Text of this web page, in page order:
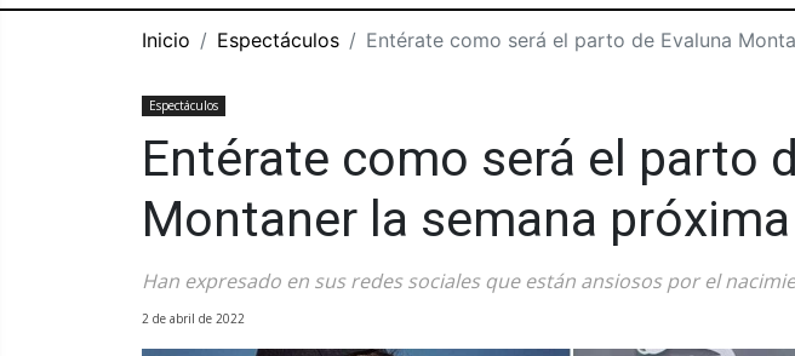
Inicio Espectáculos Entérate como será el parto de Evaluna
Espectáculos
Entérate como será el parto
Montaner la semana próxima
Han expresado en sus redes sociales que están ansiosos por el
2 de abril de 2022